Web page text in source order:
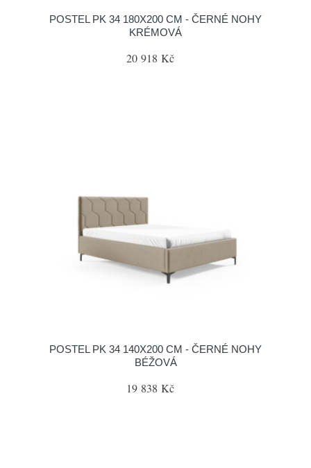
POSTEL PK 34 180X200 CM - ČERNÉ NOHY
KRÉMOVÁ
20 918 Kč
POSTEL PK 34 140X200 CM - ČERNÉ NOHY
BÉŽOVÁ
19 838 Kč